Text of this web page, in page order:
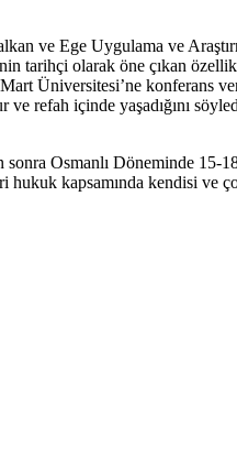
ve Ege Uygulama ve
tarihçi olarak öne çıkan
Üniversitesi’ne konferans
refah içinde yaşadığını
Osmanlı Döneminde 15-
kapsamında kendisi ve